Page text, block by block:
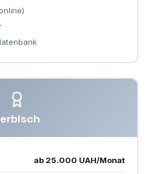
ab 25.000 UAH/Monat